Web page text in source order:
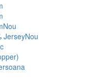
Nou
JerseyNou